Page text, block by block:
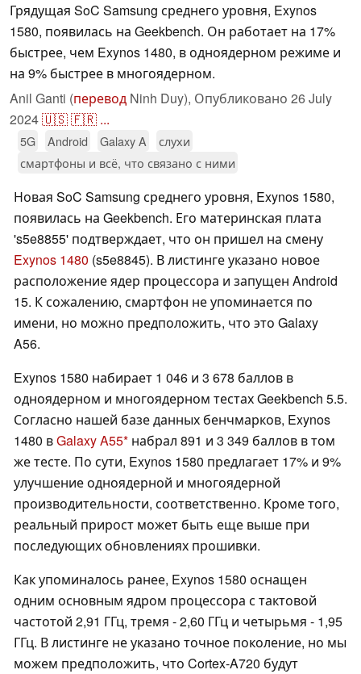
Грядущая SoC Samsung среднего уровня, Exynos
1580, появилась на Geekbench. Он работает на 17%
быстрее, чем Exynos 1480, в одноядерном режиме и
на 9% быстрее в многоядерном.
Anil Ganti (перевод Ninh Duy), Опубликовано 26 July
2024🇺🇸🇫🇷 ...
5G Android Galaxy A
слухи
смартфоны и всё, что связано с ними
Новая SoC Samsung среднего уровня, Exynos 1580,
появилась на Geekbench. Его материнская плата
's5e8855' подтверждает, что он пришел на смену
Exynos 1480 (s5e8845). В листинге указано новое
расположение ядер процессора и запущен Android
15. К сожалению, смартфон не упоминается по
имени, но можно предположить, что это Galaxy
A56.
Exynos 1580 набирает 1 046 и 3 678 баллов в
одноядерном и многоядерном тестах Geekbench 5.5.
Согласно нашей базе данных бенчмарков, Exynos
1480 вGalaxy A55 набрал 891 и 3 349 баллов в том
же тесте. По сути, Exynos 1580 предлагает 17% и 9%
улучшение одноядерной и многоядерной
производительности, соответственно. Кроме того,
реальный прирост может быть еще выше при
последующих обновлениях прошивки.
Как упоминалось ранее, Exynos 1580 оснащен
одним основным ядром процессора с тактовой
частотой 2,91 ГГц, тремя - 2,60 ГГц и четырьмя - 1,95
ГГц. В листинге не указано точное поколение, но мы
можем предположить, что Cortex-A720 будут